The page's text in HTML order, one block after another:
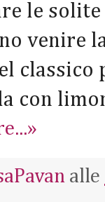
le
venire
con
alle